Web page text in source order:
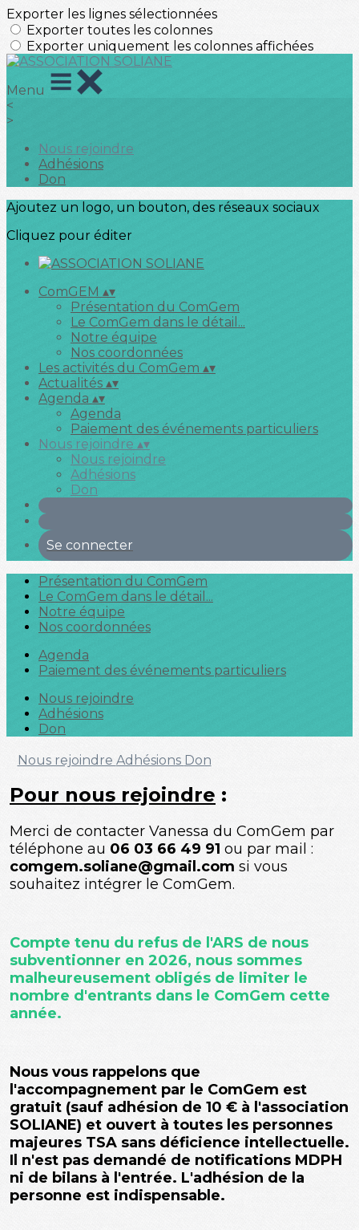
Exporter les lignes sélectionnées
Exporter toutes les colonnes
Exporter uniquement les colonnes affichées
Menu
<
>
Nous rejoindre
Adhésions
Don
Ajoutez un logo, un bouton, des réseaux sociaux
Cliquez pour éditer
ComGEM ▴▾
Présentation du ComGem
Le ComGem dans le détail...
Notre équipe
Nos coordonnées
Les activités du ComGem ▴▾
Actualités ▴▾
Agenda ▴▾
Agenda
Paiement des événements particuliers
Nous rejoindre ▴▾
Nous rejoindre
Adhésions
Don
Se connecter
Présentation du ComGem
Le ComGem dans le détail...
Notre équipe
Nos coordonnées
Agenda
Paiement des événements particuliers
Nous rejoindre
Adhésions
Don
Nous rejoindre Adhésions Don
Pour nous rejoindre :
Merci de contacter Vanessa du ComGem par
téléphone au 06 03 66 49 91 ou par mail :
comgem.soliane@gmail.com si vous
souhaitez intégrer le ComGem.
Compte tenu du refus de l'ARS de nous
subventionner en 2026, nous sommes
malheureusement obligés de limiter le
nombre d'entrants dans le ComGem cette
année.
Nous vous rappelons que
l'accompagnement par le ComGem est
gratuit (sauf adhésion de 10 € à l'association
SOLIANE) et ouvert à toutes les personnes
majeures TSA sans déficience intellectuelle.
Il n'est pas demandé de notifications MDPH
ni de bilans à l'entrée. L'adhésion de la
personne est indispensable.